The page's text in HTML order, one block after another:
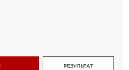
РЕЗУЛЬТАТ